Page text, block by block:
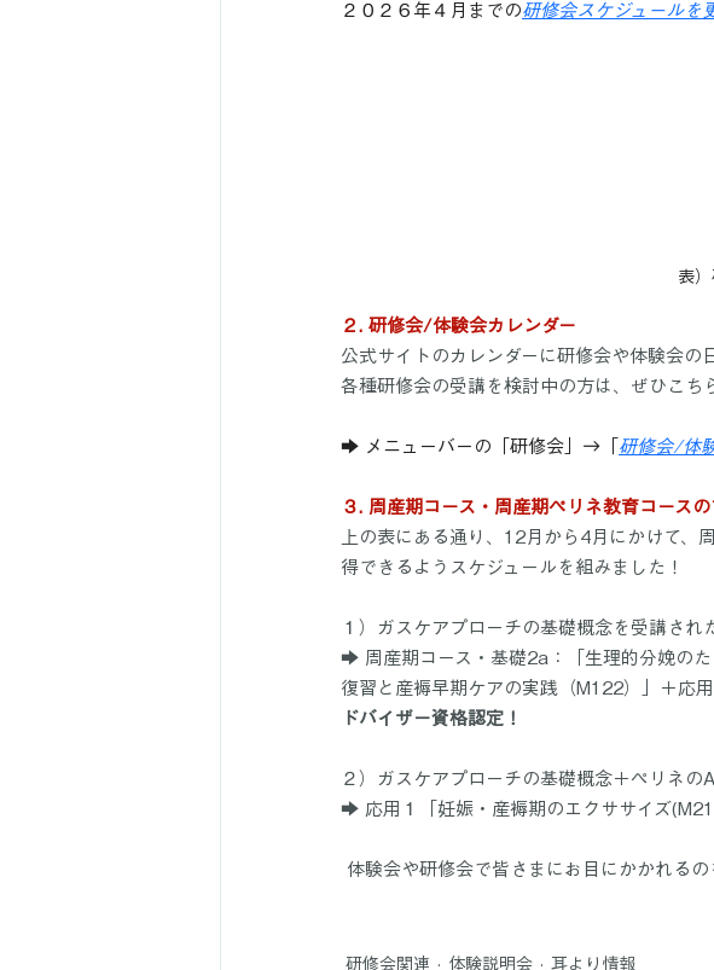
２０２６年４月までの研修会スケジュールを
表
２. 研修会/体験会カレンダー
公式サイトのカレンダーに研修会や体験会の
各種研修会の受講を検討中の方は、ぜひこ
➡ メニューバーの「研修会」→「 研修会/体
３. 周産期コース・周産期ペリネ教育コース
上の表にある通り、12月から4月にかけて、
得できるようスケジュールを組みました！
１）ガスケアプローチの基礎概念を受講され
➡ 周産期コース・基礎2a：「生理的分娩の
復習と産褥早期ケアの実践（M122）」＋応
ドバイザー資格認定！
２）ガスケアプローチの基礎概念＋ペリネの
➡ 応用１「妊娠・産褥期のエクササイズ
体験会や研修会で皆さまにお目にかかれるの
研修会関連 体験説明会 耳より情報